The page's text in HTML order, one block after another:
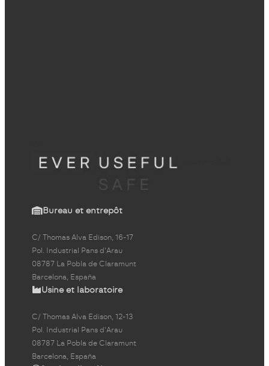
Bureau et entrepôt
C/ Thomas Alva Edison, 16-17
Pol. Industrial Pans d'Arau
08787 La Pobla de Claramunt
Barcelona, España
Usine et laboratoire
C/ Thomas Alva Edison, 12-13
Pol. Industrial Pans d'Arau
08787 La Pobla de Claramunt
Barcelona, España